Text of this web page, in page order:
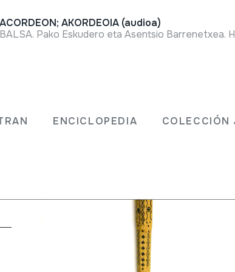
ENCICLOPEDIA COLECCIÓN
ACORDEON; AKORDEOIA (audioa)